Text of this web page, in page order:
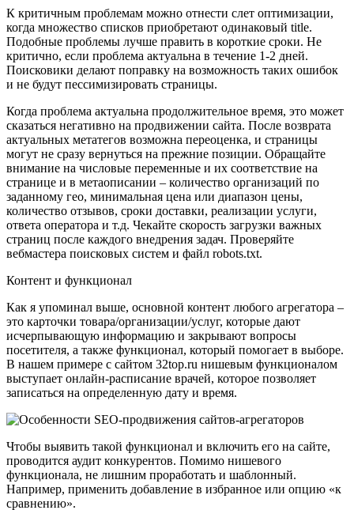
К критичным проблемам можно отнести слет оптимизации,
когда множество списков приобретают одинаковый title.
Подобные проблемы лучше править в короткие сроки. Не
критично, если проблема актуальна в течение 1-2 дней.
Поисковики делают поправку на возможность таких ошибок
и не будут пессимизировать страницы.
Когда проблема актуальна продолжительное время, это может
сказаться негативно на продвижении сайта. После возврата
актуальных метатегов возможна переоценка, и страницы
могут не сразу вернуться на прежние позиции. Обращайте
внимание на числовые переменные и их соответствие на
странице и в метаописании – количество организаций по
заданному гео, минимальная цена или диапазон цены,
количество отзывов, сроки доставки, реализации услуги,
ответа оператора и т.д. Чекайте скорость загрузки важных
страниц после каждого внедрения задач. Проверяйте
вебмастера поисковых систем и файл robots.txt.
Контент и функционал
Как я упоминал выше, основной контент любого агрегатора –
это карточки товара/организации/услуг, которые дают
исчерпывающую информацию и закрывают вопросы
посетителя, а также функционал, который помогает в выборе.
В нашем примере с сайтом 32top.ru нишевым функционалом
выступает онлайн-расписание врачей, которое позволяет
записаться на определенную дату и время.
Чтобы выявить такой функционал и включить его на сайте,
проводится аудит конкурентов. Помимо нишевого
функционала, не лишним проработать и шаблонный.
Например, применить добавление в избранное или опцию «к
сравнению».